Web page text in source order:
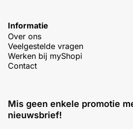
Informatie
Over ons
Veelgestelde vragen
Werken bij myShopi
Contact
Mis geen enkele promotie
nieuwsbrief!